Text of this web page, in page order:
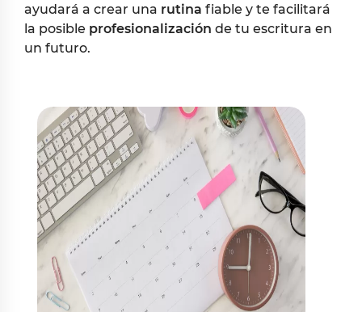
ayudará a crear una rutina fiable y te facilitará
la posible profesionalización de tu escritura en
un futuro.